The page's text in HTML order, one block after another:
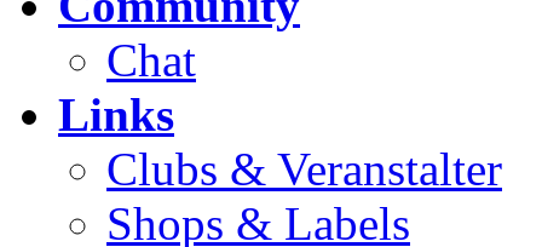
Chat
Links
Clubs & Veranstalter
Shops & Labels